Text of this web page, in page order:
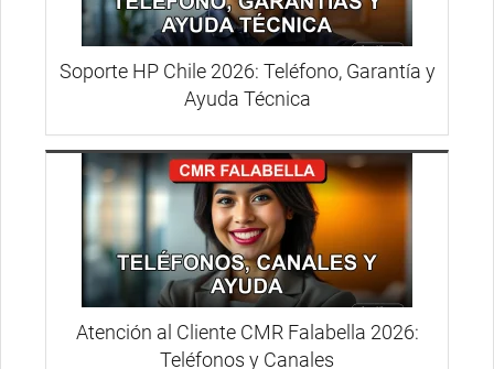
Soporte HP Chile 2026: Teléfono, Garantía y
Ayuda Técnica
Atención al Cliente CMR Falabella 2026:
Teléfonos y Canales